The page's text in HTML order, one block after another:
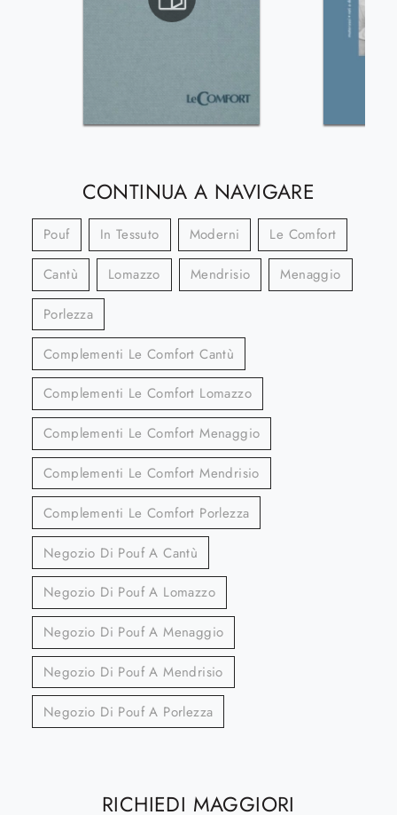
CONTINUA A NAVIGARE
Pouf In Tessuto Moderni Le Comfort
Cantù Lomazzo Mendrisio Menaggio
Porlezza
Complementi Le Comfort Cantù
Complementi Le Comfort Lomazzo
Complementi Le Comfort Menaggio
Complementi Le Comfort Mendrisio
Complementi Le Comfort Porlezza
Negozio Di Pouf A Cantù
Negozio Di Pouf A Lomazzo
Negozio Di Pouf A Menaggio
Negozio Di Pouf A Mendrisio
Negozio Di Pouf A Porlezza
RICHIEDI MAGGIORI